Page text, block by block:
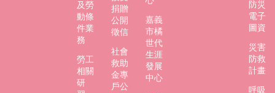
及勞
動條
件業
務
勞工
相關
研
捐贈
公開
徵信
社會
救助
金專
戶公
嘉義
市橘
世代
生涯
發展
中心
防災
電子
圖資
災害
防救
計畫
呼吸